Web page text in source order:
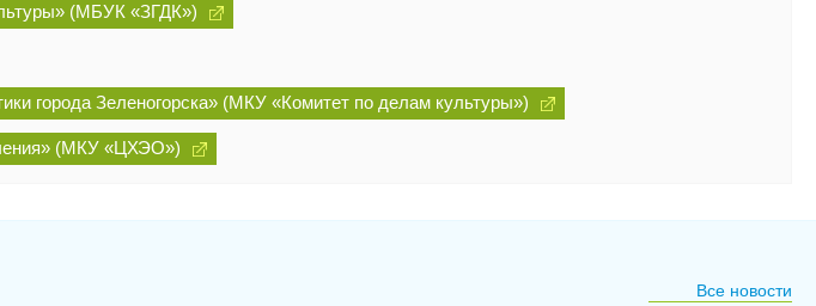
(МБУК «ЗГДК»)
города Зеленогорска» (МКУ «Комитет по делам культуры»)
(МКУ «ЦХЭО»)
Все новости